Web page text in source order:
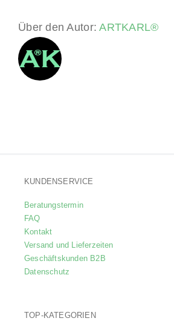
Über den Autor:ARTKARL®
KUNDENSERVICE
Beratungstermin
FAQ
Kontakt
Versand und Lieferzeiten
Geschäftskunden B2B
Datenschutz
TOP-KATEGORIEN